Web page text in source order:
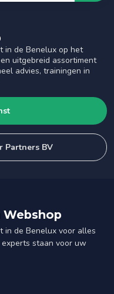
in de Benelux op het
uitgebreid assortiment
advies, trainingen in
Partners BV
Webshop
in de Benelux voor alles
staan voor uw